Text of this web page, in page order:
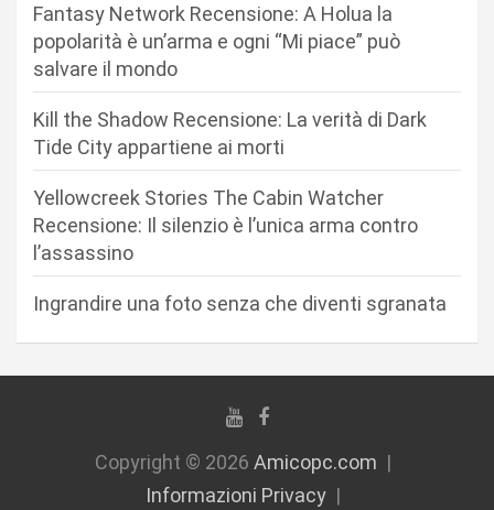
Fantasy Network Recensione: A Holua la
popolarità è un’arma e ogni “Mi piace” può
salvare il mondo
Kill the Shadow Recensione: La verità di Dark
Tide City appartiene ai morti
Yellowcreek Stories The Cabin Watcher
Recensione: Il silenzio è l’unica arma contro
l’assassino
Ingrandire una foto senza che diventi sgranata
Copyright © 2026 Amicopc.com
Informazioni Privacy